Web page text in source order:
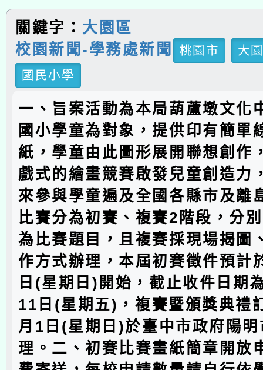
關鍵字： 大園區
校園新聞-學務處新聞
桃園市
大
國民小學
一、旨案活動為本局葫蘆墩文化
國小學童為對象，提供印有簡單
紙，學童由此圖形展開聯想創作
戲式的繪畫競賽啟發兒童創造力
來參與學童遍及全國各縣市及離
比賽分為初賽、複賽2階段，分
為比賽題目，且複賽採現場揭圖
作方式辦理，本屆初賽徵件預計
日(星期日)開始，截止收件日期
11日(星期五)，複賽暨頒獎典禮
月1日(星期日)於臺中市政府陽
理。二、初賽比賽畫紙簡章開放